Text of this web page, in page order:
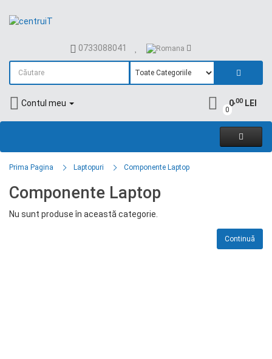
0733088041
Contul meu
0
0,00LEI
Prima Pagina Laptopuri Componente Laptop
Componente Laptop
Nu sunt produse în această categorie.
Continuă